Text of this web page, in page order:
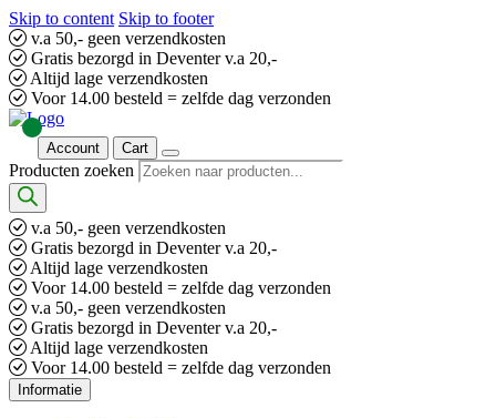
Skip to content Skip to footer
v.a 50,- geen verzendkosten
Gratis bezorgd in Deventer v.a 20,-
Altijd lage verzendkosten
Voor 14.00 besteld = zelfde dag verzonden
Account Cart
Producten zoeken
v.a 50,- geen verzendkosten
Gratis bezorgd in Deventer v.a 20,-
Altijd lage verzendkosten
Voor 14.00 besteld = zelfde dag verzonden
v.a 50,- geen verzendkosten
Gratis bezorgd in Deventer v.a 20,-
Altijd lage verzendkosten
Voor 14.00 besteld = zelfde dag verzonden
Informatie